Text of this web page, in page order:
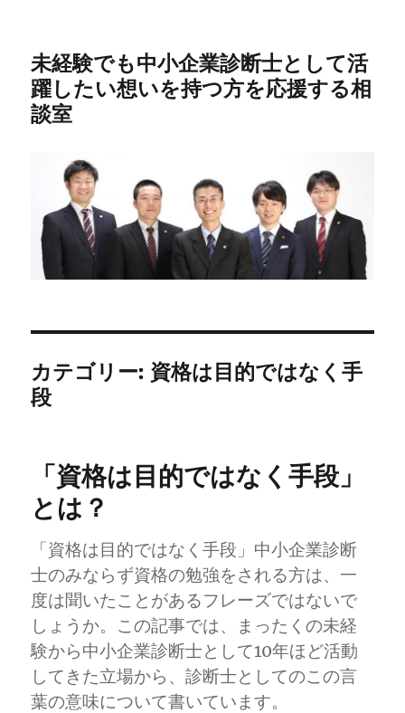
未経験でも中小企業診断士として活
躍したい想いを持つ方を応援する相
談室
カテゴリー: 資格は目的ではなく手
段
「資格は目的ではなく手段」
とは？
「資格は目的ではなく手段」中小企業診断
士のみならず資格の勉強をされる方は、一
度は聞いたことがあるフレーズではないで
しょうか。この記事では、まったくの未経
験から中小企業診断士として10年ほど活動
してきた立場から、診断士としてのこの言
葉の意味について書いています。